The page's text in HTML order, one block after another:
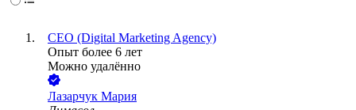
CEO (Digital Marketing Agency)
Опыт более 6 лет
Можно удалённо
Лазарчук Мария